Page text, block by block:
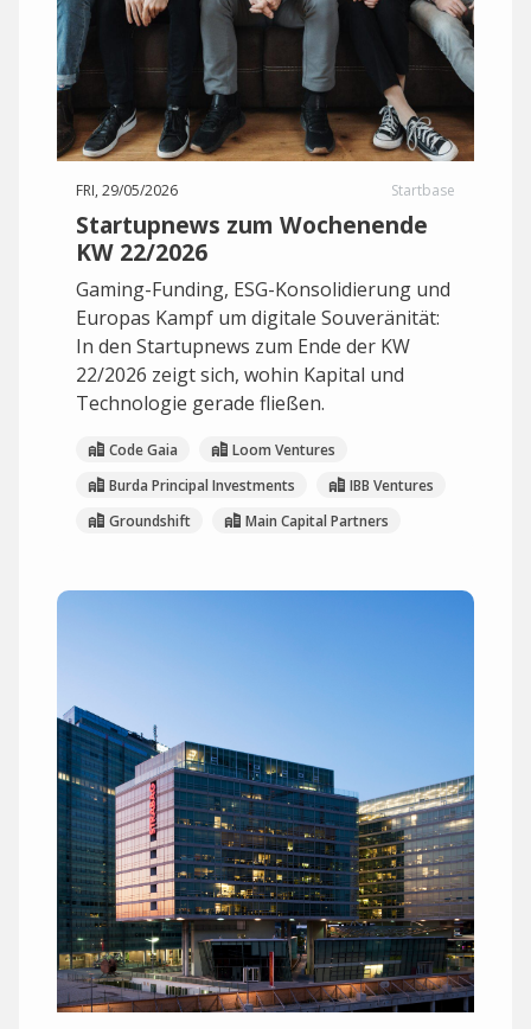
FRI, 29/05/2026 Startbase
Startupnews zum Wochenende
KW 22/2026
Gaming-Funding, ESG-Konsolidierung und
Europas Kampf um digitale Souveränität:
In den Startupnews zum Ende der KW
22/2026 zeigt sich, wohin Kapital und
Technologie gerade fließen.
Code Gaia
Loom Ventures
Burda Principal Investments
IBB Ventures
Groundshift
Main Capital Partners